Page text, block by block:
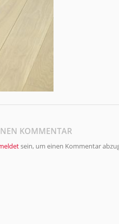
KOMMENTAR
sein, um einen Kommentar